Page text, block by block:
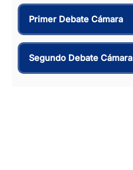
Primer Debate Cámara
Segundo Debate Cámara